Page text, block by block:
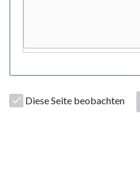
Diese Seite beobachten